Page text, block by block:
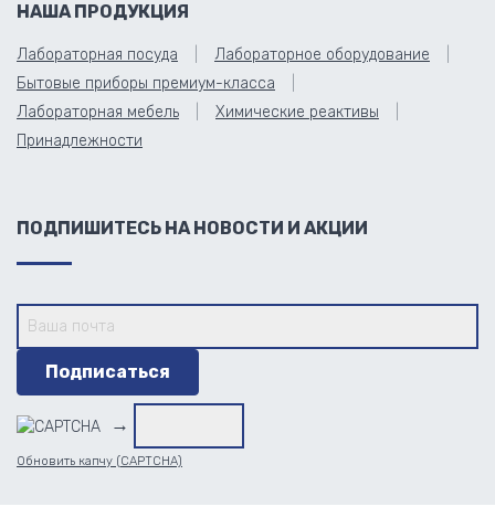
НАША ПРОДУКЦИЯ
Лабораторная посуда
Лабораторное оборудование
Бытовые приборы премиум-класса
Лабораторная мебель
Химические реактивы
Принадлежности
ПОДПИШИТЕСЬ НА НОВОСТИ И АКЦИИ
→
Обновить капчу (CAPTCHA)